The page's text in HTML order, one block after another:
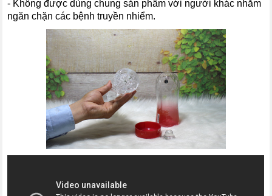
- Không được dùng chung sản phẩm với người khác nhằm
ngăn chặn các bệnh truyền nhiểm.